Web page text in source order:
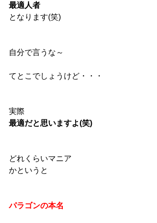
最適人者
となります(笑)
自分で言うな～
てとこでしょうけど・・・
実際
最適だと思いますよ(笑)
どれくらいマニア
かというと
パラゴンの本名